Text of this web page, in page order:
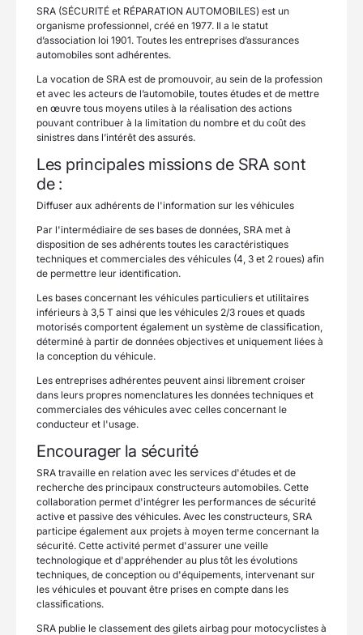
SRA (SÉCURITÉ et RÉPARATION AUTOMOBILES) est un
organisme professionnel, créé en 1977. Il a le statut
d’association loi 1901. Toutes les entreprises d’assurances
automobiles sont adhérentes.
La vocation de SRA est de promouvoir, au sein de la profession
et avec les acteurs de l’automobile, toutes études et de mettre
en œuvre tous moyens utiles à la réalisation des actions
pouvant contribuer à la limitation du nombre et du coût des
sinistres dans l’intérêt des assurés.
Les principales missions de SRA sont
de :
Diffuser aux adhérents de l'information sur les véhicules
Par l'intermédiaire de ses bases de données, SRA met à
disposition de ses adhérents toutes les caractéristiques
techniques et commerciales des véhicules (4, 3 et 2 roues) afin
de permettre leur identification.
Les bases concernant les véhicules particuliers et utilitaires
inférieurs à 3,5 T ainsi que les véhicules 2/3 roues et quads
motorisés comportent également un système de classification,
déterminé à partir de données objectives et uniquement liées à
la conception du véhicule.
Les entreprises adhérentes peuvent ainsi librement croiser
dans leurs propres nomenclatures les données techniques et
commerciales des véhicules avec celles concernant le
conducteur et l'usage.
Encourager la sécurité
SRA travaille en relation avec les services d'études et de
recherche des principaux constructeurs automobiles. Cette
collaboration permet d'intégrer les performances de sécurité
active et passive des véhicules. Avec les constructeurs, SRA
participe également aux projets à moyen terme concernant la
sécurité. Cette activité permet d'assurer une veille
technologique et d'appréhender au plus tôt les évolutions
techniques, de conception ou d'équipements, intervenant sur
les véhicules et pouvant être prises en compte dans les
classifications.
SRA publie le classement des gilets airbag pour motocyclistes à